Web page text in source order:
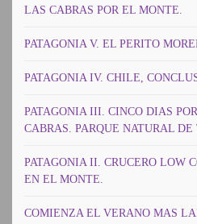
LAS CABRAS POR EL MONTE.
PATAGONIA V. EL PERITO
PATAGONIA IV. CHILE,
PATAGONIA III. CINCO DIAS
CABRAS. PARQUE NATURAL DE
PATAGONIA II. CRUCERO LOW
EN EL MONTE.
COMIENZA EL VERANO MAS